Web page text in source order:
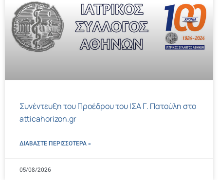
Συνέντευξη του Προέδρου του ΙΣΑ Γ. Πατούλη στο
atticahorizon.gr
ΔΙΑΒΑΣΤΕ ΠΕΡΙΣΣΌΤΕΡΑ »
05/08/2026